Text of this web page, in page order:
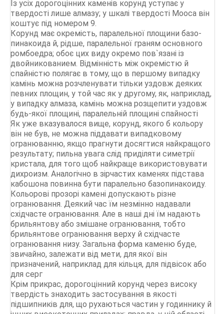
Із усіх дорогоцінних каменів корунд уступає у
твердості лише алмазу; у шкалі твердості Мооса він
коштує під номером 9.
Корунд має окремість, паралельної площини базо-
пинакоида й, рідше, паралельної граням основного
ромбоедра; обоє цих виду окремо пов`язані із
двойникованием. Відмінність між окремістю й
спайністю полягає в тому, що в першому випадку
камінь можна розчленувати тільки уздовж деяких
певних площин, у той час як у другому, як, наприклад,
у випадку алмаза, камінь можна розщепити уздовж
будь-якої площині, паралельній площині спайності
Як уже вказувалося вище, корунд, якого б кольору
він не був, не можна піддавати випадковому
огранюванню, якщо прагнути досягтися найкращого
результату; пильна увага слід приділяти симетрії
кристала, для того щоб найкраще використовувати
дихроизм. Аналогічно в зірчастих каменях підстава
кабошона повинна бути паралельно базопинакоиду.
Кольорові прозорі камені допускають різне
огранювання. Деякий час їм незмінно надавали
східчасте огранювання. Але в наші дні їм надають
брильянтову або змішане огранювання, тобто
брильянтове огранювання верху й східчасте
огранювання низу. Загальна форма каменю буде,
звичайно, залежати від мети, для якої він
призначений, наприклад для кільця, для підвісок або
для серг
Крім прикрас, дорогоцінний корунд через високу
твердість знаходить застосування в якості
підшипників для, що рухаються частин у годиннику й